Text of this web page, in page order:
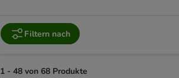
Filtern nach
1 - 48 von 68 Produkte